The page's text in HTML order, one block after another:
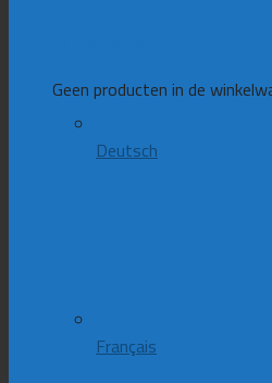
Geen producten in de
Deutsch
Français